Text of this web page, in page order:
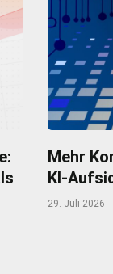
Mehr
KI-
29. Juli 2026